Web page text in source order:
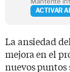
ACTIVAR
La ansiedad
mejora en el
nuevos puntos